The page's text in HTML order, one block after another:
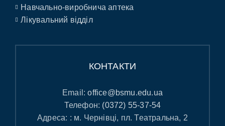
Навчально-виробнича аптека
Лікувальний відділ
КОНТАКТИ
Email:office@bsmu.edu.ua
Телефон: (0372) 55-37-54
Адреса: : м. Чернівці, пл. Театральна, 2